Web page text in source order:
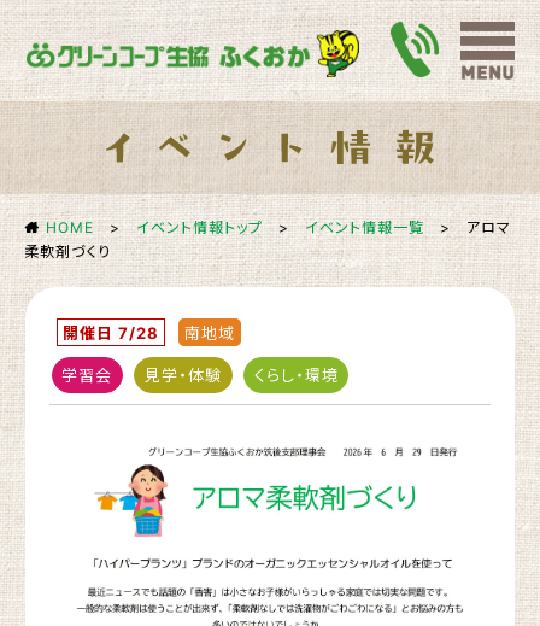
HOME >イベント情報トップ >イベント情報一覧> アロマ
柔軟剤づくり
開催日 7/28 南地域
学習会 見学・体験 くらし・環境